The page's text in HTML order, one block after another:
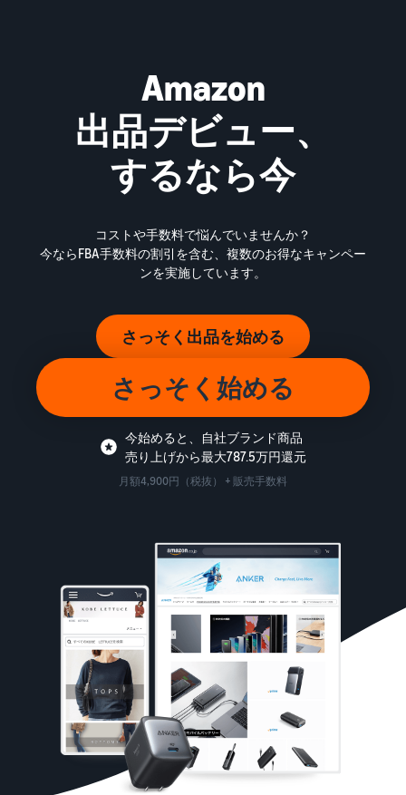
Amazon
出品デビュー、
するなら今
コストや手数料で悩んでいませんか？
今ならFBA手数料の割引を含む、複数のお得なキャンペー
ンを実施しています。
さっそく出品を始める
さっそく始める
今始めると、自社ブランド商品
売り上げから最大787.5万円還元
月額4,900円（税抜） + 販売手数料